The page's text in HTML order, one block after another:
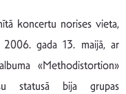
koncertu norises vieta,
gada 13. maijā, ar
«Methodistortion»
statusā bija grupas